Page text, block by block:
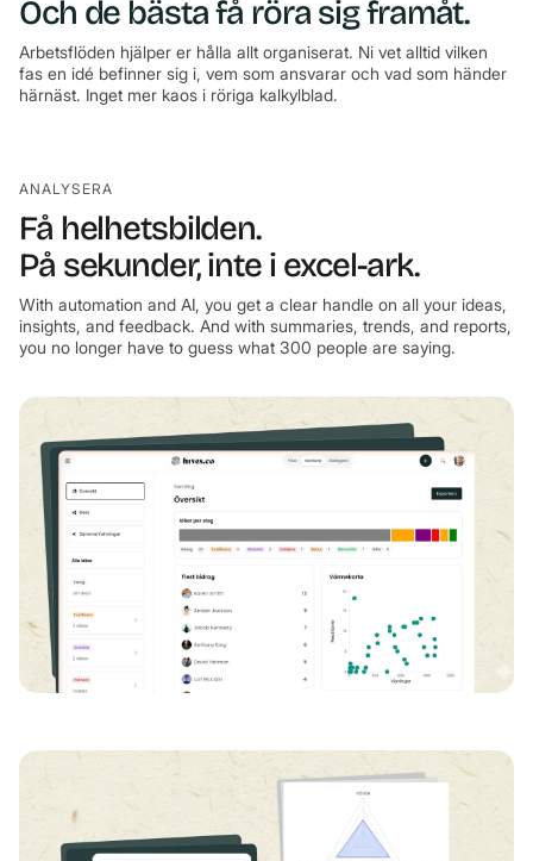
Och de bästa få röra sig framåt.
Arbetsflöden hjälper er hålla allt organiserat. Ni vet alltid vilken
fas en idé befinner sig i, vem som ansvarar och vad som händer
härnäst. Inget mer kaos i röriga kalkylblad.
ANALYSERA
Få helhetsbilden.
På sekunder, inte i excel-ark.
With automation and AI, you get a clear handle on all your ideas,
insights, and feedback. And with summaries, trends, and reports,
you no longer have to guess what 300 people are saying.